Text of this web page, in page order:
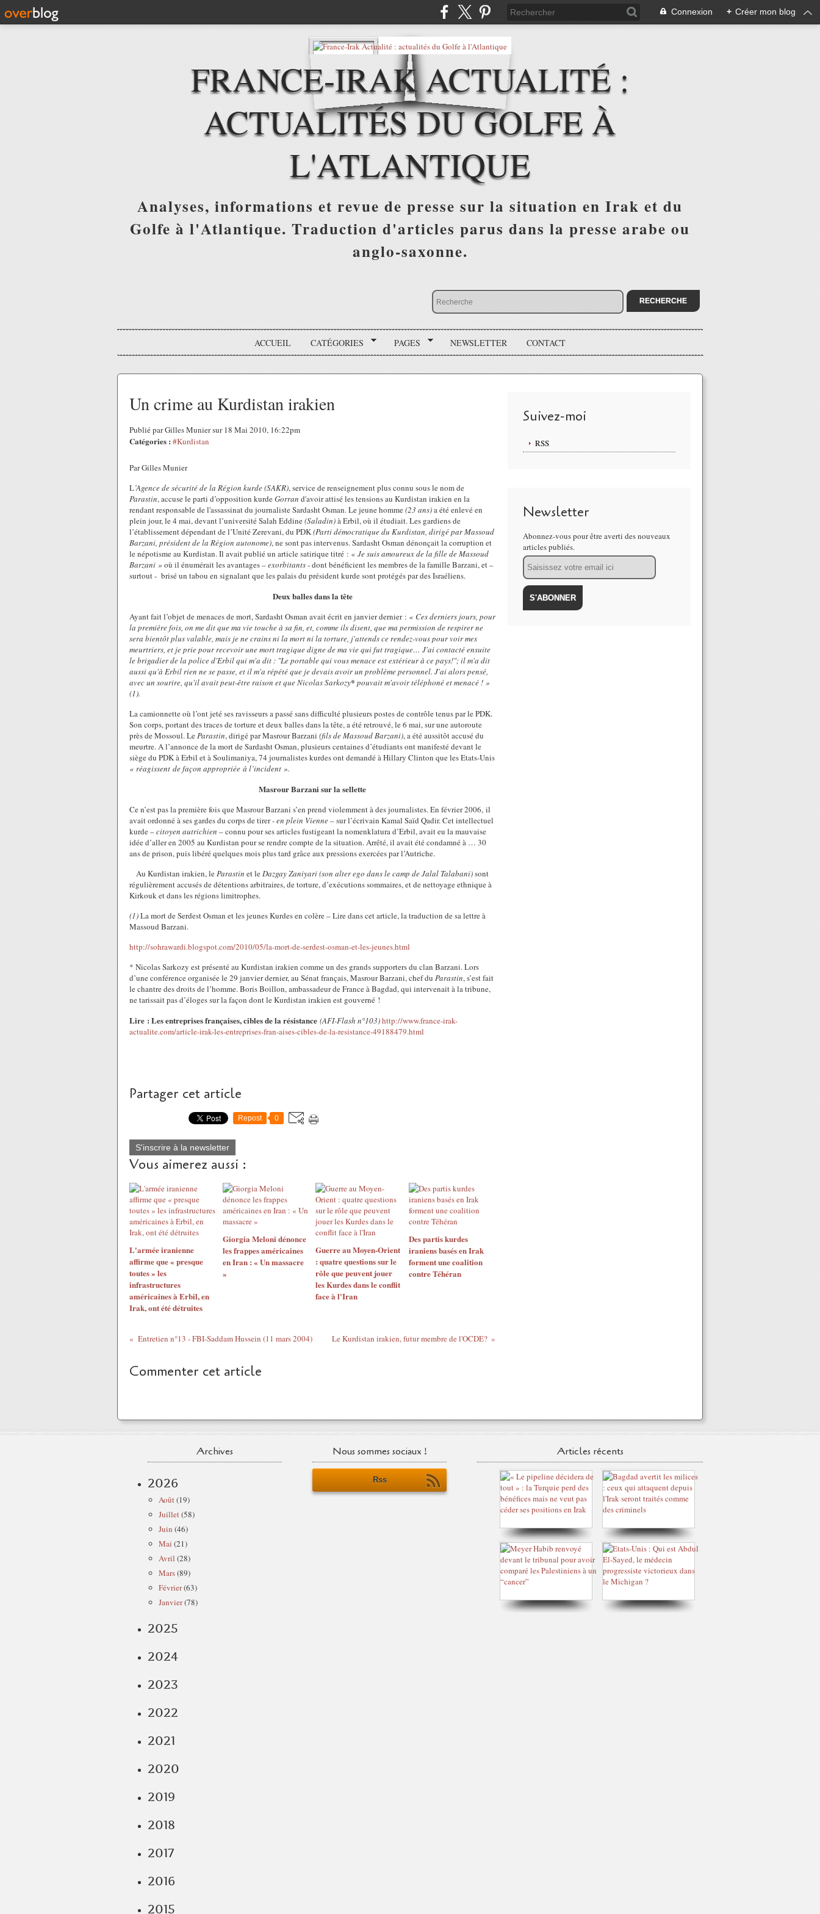
Connexion + Créer mon blog
FRANCE-IRAK ACTUALITÉ :
ACTUALITÉS DU GOLFE À
L'ATLANTIQUE
Analyses, informations et revue de presse sur la situation en Irak et du
Golfe à l'Atlantique. Traduction d'articles parus dans la presse arabe ou
anglo-saxonne.
ACCUEIL CATÉGORIES PAGES NEWSLETTER CONTACT
Un crime au Kurdistan irakien
Publié par Gilles Munier sur 18 Mai 2010, 16:22pm
Catégories : #Kurdistan
Par Gilles Munier
L’Agence de sécurité de la Région kurde (SAKR), service de renseignement plus connu sous le nom de
Parastin, accuse le parti d’opposition kurdeGorran d'avoir attisé les tensions au Kurdistan irakien en la
rendant responsable de l'assassinat du journaliste Sardasht Osman. Le jeune homme(23 ans)a été enlevé en
plein jour, le 4 mai, devant l’université Salah Eddine(Saladin)à Erbil, où il étudiait. Les gardiens de
l’établissement dépendant de l’Unité Zerevani, du PDK(Parti démocratique du Kurdistan, dirigé par Massoud
Barzani, président de la Région autonome), ne sont pas intervenus. Sardasht Osman dénonçait la corruption et
le népotisme au Kurdistan. Il avait publié un article satirique titré : « Je suis amoureux de la fille de Massoud
Barzani » où il énumérait les avantages –exorbitants- dont bénéficient les membres de la famille Barzani, et –
surtout - brisé un tabou en signalant que les palais du président kurde sont protégés par des Israéliens.
Deux balles dans la tête
Ayant fait l’objet de menaces de mort, Sardasht Osman avait écrit en janvier dernier : « Ces derniers jours, pour
la première fois, on me dit que ma vie touche à sa fin, et, comme ils disent, que ma permission de respirer ne
sera bientôt plus valable, mais je ne crains ni la mort ni la torture, j'attends ce rendez-vous pour voir mes
meurtriers, et je prie pour recevoir une mort tragique digne de ma vie qui fut tragique… J'ai contacté ensuite
le brigadier de la police d'Erbil qui m'a dit : "Le portable qui vous menace est extérieur à ce pays!"; il m'a dit
aussi qu'à Erbil rien ne se passe, et il m'a répété que je devais avoir un problème personnel. J'ai alors pensé,
avec un sourire, qu'il avait peut-être raison et que Nicolas Sarkozy* pouvait m'avoir téléphoné et menacé ! »
(1).
La camionnette où l’ont jeté ses ravisseurs a passé sans difficulté plusieurs postes de contrôle tenus par le PDK.
Son corps, portant des traces de torture et deux balles dans la tête, a été retrouvé, le 6 mai, sur une autoroute
près de Mossoul. LeParastin, dirigé par Masrour Barzani (fils de Massoud Barzani), a été aussitôt accusé du
meurtre. A l’annonce de la mort de Sardasht Osman, plusieurs centaines d’étudiants ont manifesté devant le
siège du PDK à Erbil et à Soulimaniya, 74 journalistes kurdes ont demandé à Hillary Clinton que les Etats-Unis
« réagissent de façon appropriée à l’incident ».
Masrour Barzani sur la sellette
Ce n’est pas la première fois que Masrour Barzani s’en prend violemment à des journalistes. En février 2006, il
avait ordonné à ses gardes du corps de tirer -en plein Vienne– sur l’écrivain Kamal Saïd Qadir. Cet intellectuel
kurde –citoyen autrichien – connu pour ses articles fustigeant la nomenklatura d’Erbil, avait eu la mauvaise
idée d’aller en 2005 au Kurdistan pour se rendre compte de la situation. Arrêté, il avait été condamné à … 30
ans de prison, puis libéré quelques mois plus tard grâce aux pressions exercées par l’Autriche.
Au Kurdistan irakien, leParastin et leDazgay Zaniyari(son alter ego dans le camp de Jalal Talabani)sont
régulièrement accusés de détentions arbitraires, de torture, d’exécutions sommaires, et de nettoyage ethnique à
Kirkouk et dans les régions limitrophes.
(1)La mort de Serdest Osman et les jeunes Kurdes en colère – Lire dans cet article, la traduction de sa lettre à
Massoud Barzani.
http://sohrawardi.blogspot.com/2010/05/la-mort-de-serdest-osman-et-les-jeunes.html
* Nicolas Sarkozy est présenté au Kurdistan irakien comme un des grands supporters du clan Barzani. Lors
d’une conférence organisée le 29 janvier dernier, au Sénat français, Masrour Barzani, chef du Parastin, s’est fait
le chantre des droits de l’homme. Boris Boillon, ambassadeur de France à Bagdad, qui intervenait à la tribune,
ne tarissait pas d’éloges sur la façon dont le Kurdistan irakien est gouverné !
Lire : Les entreprises françaises, cibles de la résistance (AFI-Flash n°103)http://www.france-irak-
actualite.com/article-irak-les-entreprises-fran-aises-cibles-de-la-resistance-49188479.html
Partager cet article
Repost 0
S'inscrire à la newsletter
Vous aimerez aussi :
L'armée iranienne
affirme que « presque
toutes » les
infrastructures
américaines à Erbil, en
Irak, ont été détruites
Giorgia Meloni dénonce
les frappes américaines
en Iran : « Un massacre
»
Guerre au Moyen-Orient
: quatre questions sur le
rôle que peuvent jouer
les Kurdes dans le conflit
face à l'Iran
Des partis kurdes
iraniens basés en Irak
forment une coalition
contre Téhéran
Entretien n°13 - FBI-Saddam Hussein (11 mars 2004) Le Kurdistan irakien, futur membre de l'OCDE?
Commenter cet article
Suivez-moi
RSS
Newsletter
Abonnez-vous pour être averti des nouveaux
articles publiés.
Email
Archives
2026
Août(19)
Juillet(58)
Juin (46)
Mai (21)
Avril (28)
Mars(89)
Février(63)
Janvier(78)
2025
2024
2023
2022
2021
2020
2019
2018
2017
2016
2015
Nous sommes sociaux !
Rss
Articles récents